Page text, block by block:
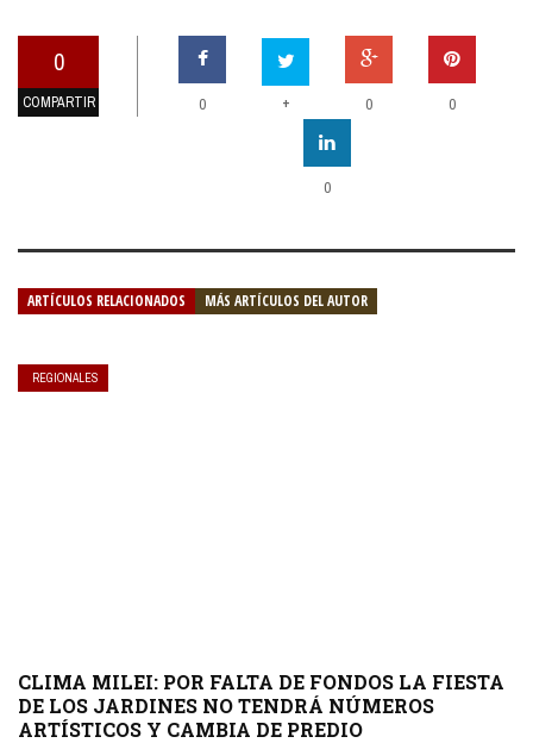
0
COMPARTIR 0 + 0 0
0
ARTÍCULOS RELACIONADOS MÁS ARTÍCULOS DEL AUTOR
REGIONALES
CLIMA MILEI: POR FALTA DE FONDOS LA FIESTA
DE LOS JARDINES NO TENDRÁ NÚMEROS
ARTÍSTICOS Y CAMBIA DE PREDIO